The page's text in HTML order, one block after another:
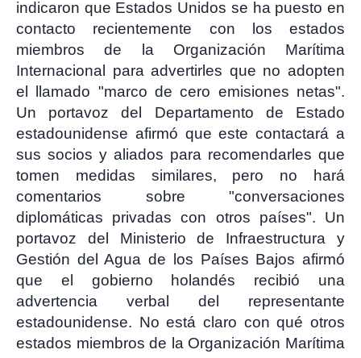
indicaron que Estados Unidos se ha puesto en
contacto recientemente con los estados
miembros de la Organización Marítima
Internacional para advertirles que no adopten
el llamado "marco de cero emisiones netas".
Un portavoz del Departamento de Estado
estadounidense afirmó que este contactará a
sus socios y aliados para recomendarles que
tomen medidas similares, pero no hará
comentarios sobre "conversaciones
diplomáticas privadas con otros países". Un
portavoz del Ministerio de Infraestructura y
Gestión del Agua de los Países Bajos afirmó
que el gobierno holandés recibió una
advertencia verbal del representante
estadounidense. No está claro con qué otros
estados miembros de la Organización Marítima